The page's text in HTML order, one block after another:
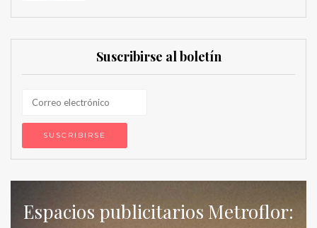
Suscribirse al boletín
Espacios publicitarios Metroflor: